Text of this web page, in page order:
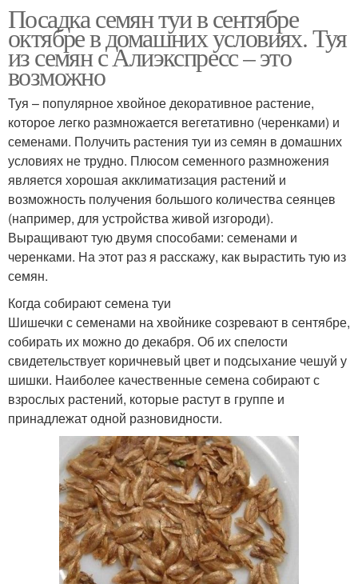
Посадка семян туи в сентябре
октябре в домашних условиях. Туя
из семян с Алиэкспресс – это
возможно
Туя – популярное хвойное декоративное растение,
которое легко размножается вегетативно (черенками) и
семенами. Получить растения туи из семян в домашних
условиях не трудно. Плюсом семенного размножения
является хорошая акклиматизация растений и
возможность получения большого количества сеянцев
(например, для устройства живой изгороди).
Выращивают тую двумя способами: семенами и
черенками. На этот раз я расскажу, как вырастить тую из
семян.
Когда собирают семена туи
Шишечки с семенами на хвойнике созревают в сентябре,
собирать их можно до декабря. Об их спелости
свидетельствует коричневый цвет и подсыхание чешуй у
шишки. Наиболее качественные семена собирают с
взрослых растений, которые растут в группе и
принадлежат одной разновидности.